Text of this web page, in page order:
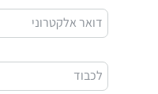
דואר אלקטרוני
לכבוד